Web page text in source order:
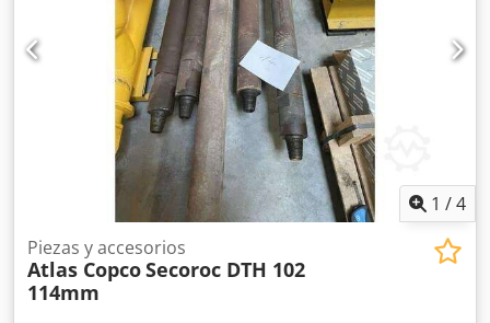
1 /4
Piezas y accesorios
Atlas CopcoSecoroc DTH 102
114mm